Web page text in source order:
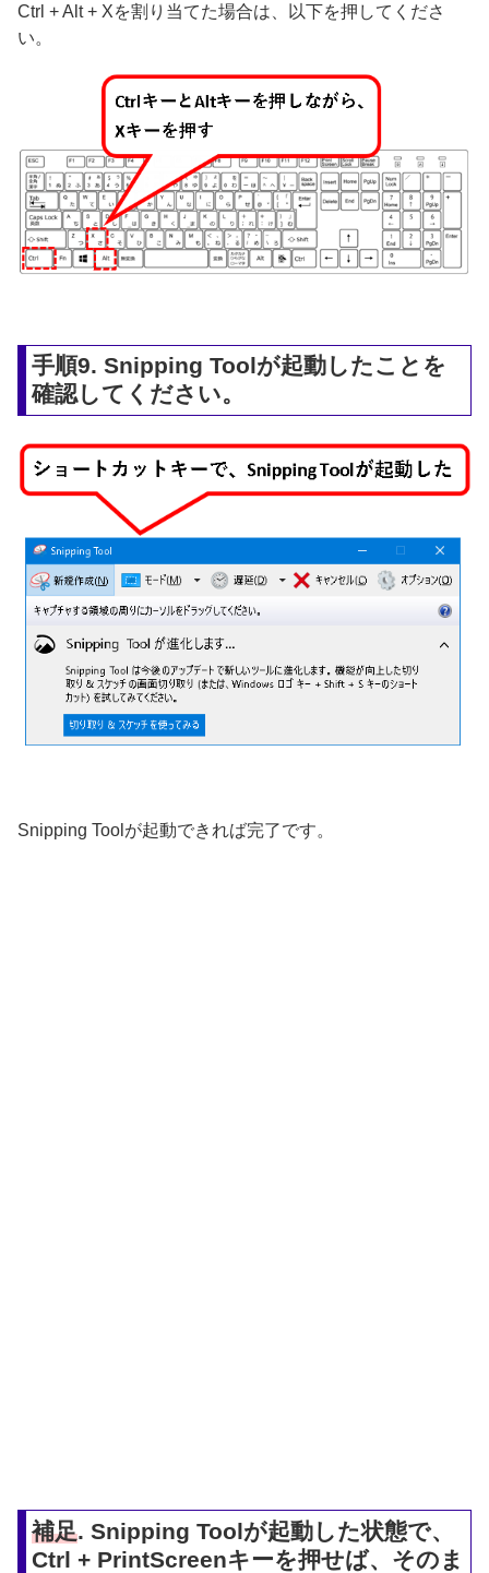
Ctrl + Alt + Xを割り当てた場合は、以下を押してくださ
い。
手順9. Snipping Toolが起動したことを
確認してください。
Snipping Toolが起動できれば完了です。
補足. Snipping Toolが起動した状態で、
Ctrl + PrintScreenキーを押せば、そのま